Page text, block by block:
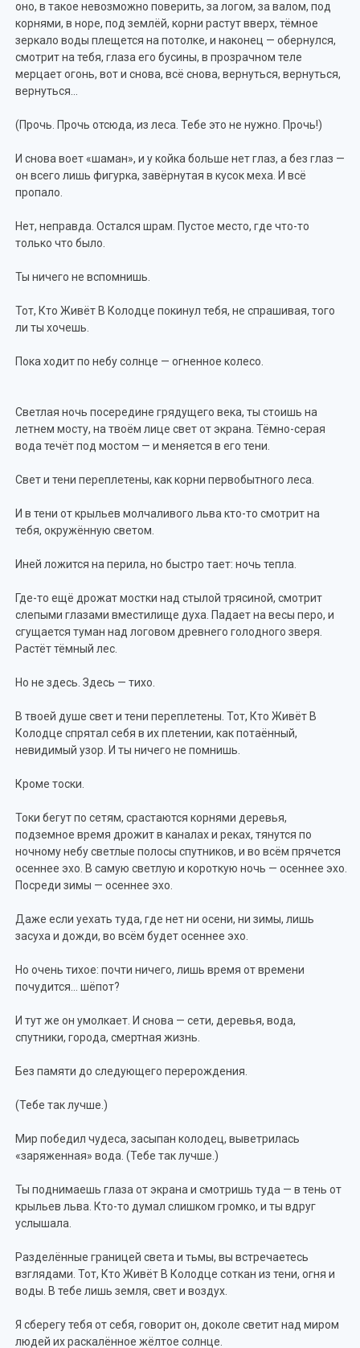
оно, в такое невозможно поверить, за логом, за валом, под
корнями, в норе, под землёй, корни растут вверх, тёмное
зеркало воды плещется на потолке, и наконец — обернулся,
смотрит на тебя, глаза его бусины, в прозрачном теле
мерцает огонь, вот и снова, всё снова, вернуться, вернуться,
вернуться…
(Прочь. Прочь отсюда, из леса. Тебе это не нужно. Прочь!)
И снова воет «шаман», и у койка больше нет глаз, а без глаз —
он всего лишь фигурка, завёрнутая в кусок меха. И всё
пропало.
Нет, неправда. Остался шрам. Пустое место, где что-то
только что было.
Ты ничего не вспомнишь.
Тот, Кто Живёт В Колодце покинул тебя, не спрашивая, того
ли ты хочешь.
Пока ходит по небу солнце — огненное колесо.
Светлая ночь посередине грядущего века, ты стоишь на
летнем мосту, на твоём лице свет от экрана. Тёмно-серая
вода течёт под мостом — и меняется в его тени.
Свет и тени переплетены, как корни первобытного леса.
И в тени от крыльев молчаливого льва кто-то смотрит на
тебя, окружённую светом.
Иней ложится на перила, но быстро тает: ночь тепла.
Где-то ещё дрожат мостки над стылой трясиной, смотрит
слепыми глазами вместилище духа. Падает на весы перо, и
сгущается туман над логовом древнего голодного зверя.
Растёт тёмный лес.
Но не здесь. Здесь — тихо.
В твоей душе свет и тени переплетены. Тот, Кто Живёт В
Колодце спрятал себя в их плетении, как потаённый,
невидимый узор. И ты ничего не помнишь.
Кроме тоски.
Токи бегут по сетям, срастаются корнями деревья,
подземное время дрожит в каналах и реках, тянутся по
ночному небу светлые полосы спутников, и во всём прячется
осеннее эхо. В самую светлую и короткую ночь — осеннее эхо.
Посреди зимы — осеннее эхо.
Даже если уехать туда, где нет ни осени, ни зимы, лишь
засуха и дожди, во всём будет осеннее эхо.
Но очень тихое: почти ничего, лишь время от времени
почудится… шёпот?
И тут же он умолкает. И снова — сети, деревья, вода,
спутники, города, смертная жизнь.
Без памяти до следующего перерождения.
(Тебе так лучше.)
Мир победил чудеса, засыпан колодец, выветрилась
«заряженная» вода. (Тебе так лучше.)
Ты поднимаешь глаза от экрана и смотришь туда — в тень от
крыльев льва. Кто-то думал слишком громко, и ты вдруг
услышала.
Разделённые границей света и тьмы, вы встречаетесь
взглядами. Тот, Кто Живёт В Колодце соткан из тени, огня и
воды. В тебе лишь земля, свет и воздух.
Я сберегу тебя от себя, говорит он, доколе светит над миром
людей их раскалённое жёлтое солнце.